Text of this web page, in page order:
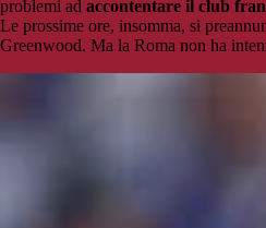
problemi ad accontentare il club
Le prossime ore, insomma, si
Greenwood. Ma la Roma non ha